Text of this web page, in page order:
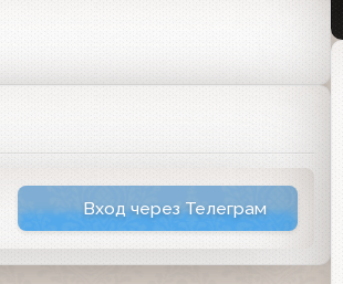
Вход через Телеграм